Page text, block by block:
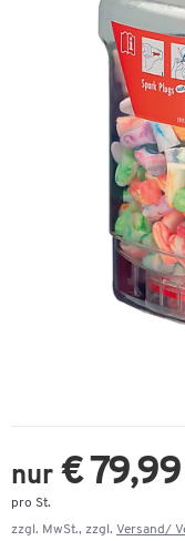
nur € 79,99
pro St.
zzgl. MwSt., zzgl. Versand/